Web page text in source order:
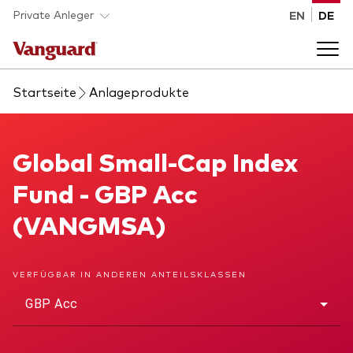
Skip to main content
Private Anleger EN DE
Anlageprodukte
Produktart
ETFs
Wissen
Wie investieren
Startseite Anlageprodukte
Global Small-Cap Index Fund
Global Small-Cap Index
Fund - GBP Acc
(VANGMSA)
VERFÜGBAR IN ANDEREN ANTEILSKLASSEN
GBP Acc